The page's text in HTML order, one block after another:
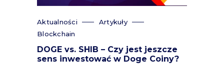
Aktualności
Artykuły
Blockchain
DOGE vs. SHIB – Czy jest jeszcze
sens inwestować w Doge Coiny?